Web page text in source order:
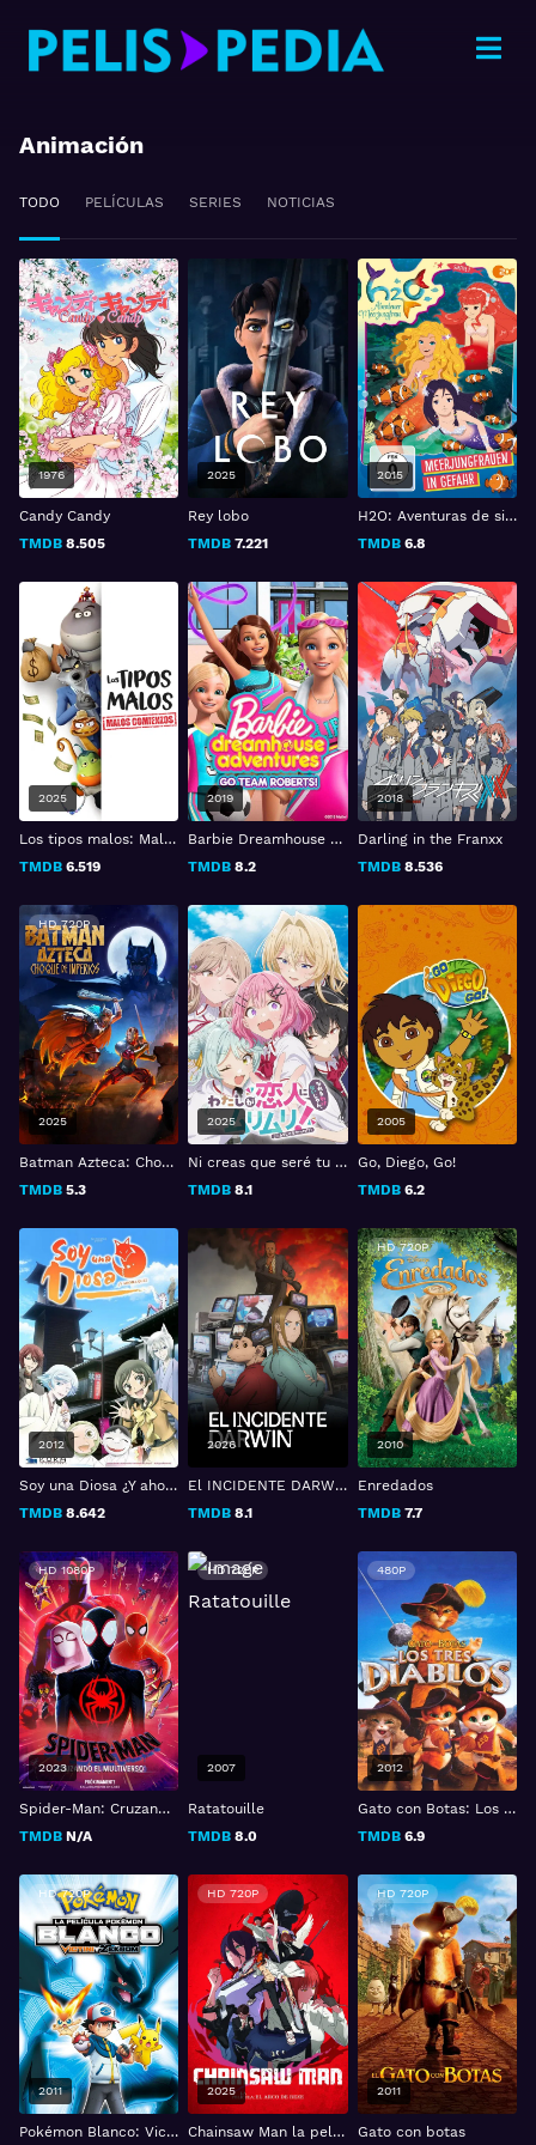
Animación
TODO PELÍCULAS SERIES NOTICIAS
Candy Candy
TMDB 8.505
1976
Rey lobo
TMDB 7.221
2025
H2O: Aventuras de sirenas
TMDB6.8
2015
Los tipos malos: Malos comienzos
TMDB 6.519
2025
Barbie Dreamhouse Adventures: Go Team Roberts
TMDB 8.2
2019
Darling in the Franxx
TMDB8.536
2018
Batman Azteca: Choque de imperios
TMDB 5.3
HD 720P
2025
Ni creas que seré tu amante! A menos que…
TMDB 8.1
2025
Go, Diego, Go!
TMDB6.2
2005
Soy una Diosa ¿Y ahora qué?
TMDB 8.642
2012
El INCIDENTE DARWIN
TMDB 8.1
2026
Enredados
TMDB7.7
HD 720P
2010
Spider-Man: Cruzando el multiverso
TMDB N/A
HD 1080P
2023
Ratatouille
TMDB 8.0
HD 720P
2007
Gato con Botas: Los Tres Diablos
TMDB6.9
480P
2012
Pokémon Blanco: Victini y Zekrom
HD 720P
2011
Chainsaw Man la película -Arco de Reze
HD 720P
2025
Gato con botas
HD 720P
2011